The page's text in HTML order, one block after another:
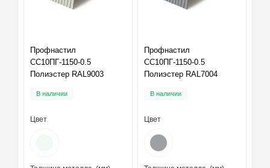
Профнастил
СС10ПГ-1150-0.5
Полиэстер RAL9003
В наличии
Цвет
Профнастил
СС10ПГ-1150-0.5
Полиэстер RAL7004
В наличии
Цвет